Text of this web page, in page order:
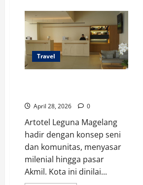
Kepulauan
Seribu
Ramai
Saat
Libur
Travel
April 28, 2026 0
Artotel Leguna Magelang
hadir dengan konsep seni
dan komunitas, menyasar
milenial hingga pasar
Akmil. Kota ini dinilai...